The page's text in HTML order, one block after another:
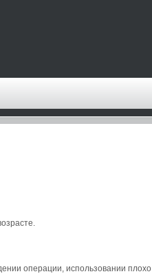
операции, использовании плохо